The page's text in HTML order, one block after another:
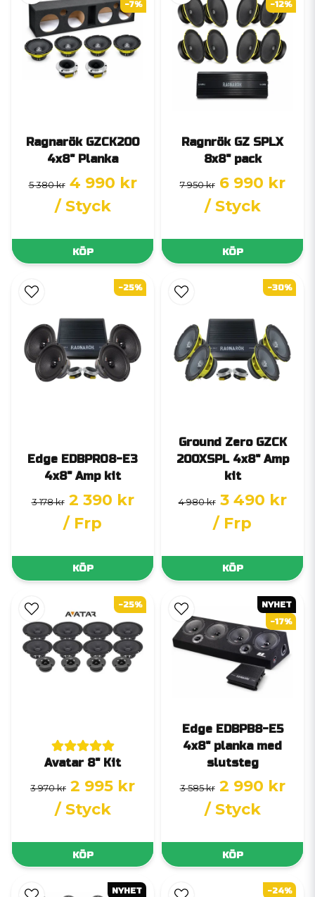
Ragnarök GZCK200
4x8" Planka
5 380 kr 4 990 kr
/ Styck
KÖP
-7%
Ragnrök GZ SPLX
8x8" pack
7 950 kr 6 990 kr
/ Styck
KÖP
-12%
Edge EDBPRO8-E3
4x8" Amp kit
3 178 kr 2 390 kr
/ Frp
KÖP
-25%
Ground Zero GZCK
200XSPL 4x8" Amp
kit
4 980 kr 3 490 kr
/ Frp
KÖP
-30%
Avatar 8" Kit
3 970 kr 2 995 kr
/ Styck
KÖP
-25%
Edge EDBPB8-E5
4x8" planka med
slutsteg
3 585 kr 2 990 kr
/ Styck
KÖP
NYHET
-17%
NYHET
-24%